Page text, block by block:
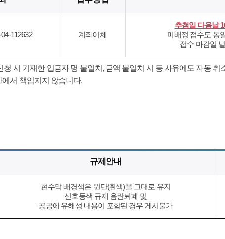
112632 계좌이체
추첨일 다음날
미배정 접수도 동
접수 마감일
청 시 기재한 입금자 명 불일치, 금액 불일치 시 등 사유에도 자동
서 책임지지 않습니다.
규제안내
현수막 배경색은 원단(흰색)을 그대로 유지
신호등색 규제 음란퇴폐 및
공공에 유해성 내용이 포함된 경우 게시불가